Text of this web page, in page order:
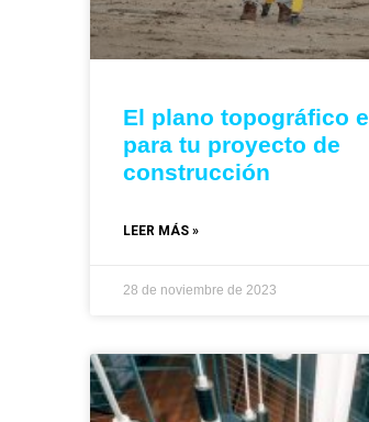
El plano topográfico
para tu proyecto de
construcción
LEER MÁS »
28 de noviembre de 2023